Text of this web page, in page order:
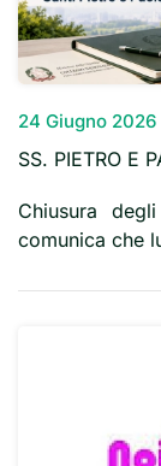
24 Giugno 2026
SS. PIETRO E
Chiusura
comunica che